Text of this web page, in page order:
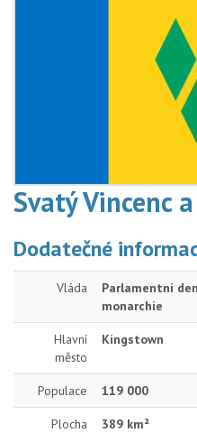
Svatý Vincenc
Dodatečné
Vláda
Parlamentní
monarchie
Hlavní
město
Kingstown
Populace 119 000
Plocha 389 km²